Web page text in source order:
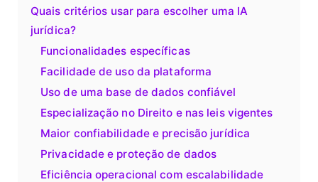
Quais critérios usar para escolher uma IA
jurídica?
Funcionalidades específicas
Facilidade de uso da plataforma
Uso de uma base de dados confiável
Especialização no Direito e nas leis vigentes
Maior confiabilidade e precisão jurídica
Privacidade e proteção de dados
Eficiência operacional com escalabilidade